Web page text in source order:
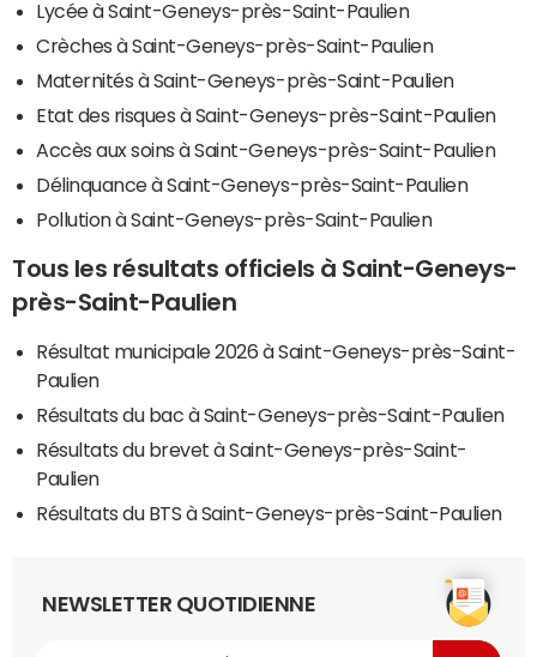
Lycée à Saint-Geneys-près-Saint-Paulien
Crèches à Saint-Geneys-près-Saint-Paulien
Maternités à Saint-Geneys-près-Saint-Paulien
Etat des risques à Saint-Geneys-près-Saint-Paulien
Accès aux soins à Saint-Geneys-près-Saint-Paulien
Délinquance à Saint-Geneys-près-Saint-Paulien
Pollution à Saint-Geneys-près-Saint-Paulien
Tous les résultats officiels à Saint-Geneys-
près-Saint-Paulien
Résultat municipale 2026 à Saint-Geneys-près-Saint-
Paulien
Résultats du bac à Saint-Geneys-près-Saint-Paulien
Résultats du brevet à Saint-Geneys-près-Saint-
Paulien
Résultats du BTS à Saint-Geneys-près-Saint-Paulien
NEWSLETTER QUOTIDIENNE